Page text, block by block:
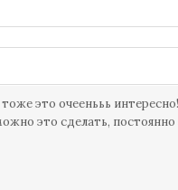
это очеенььь
это сделать,